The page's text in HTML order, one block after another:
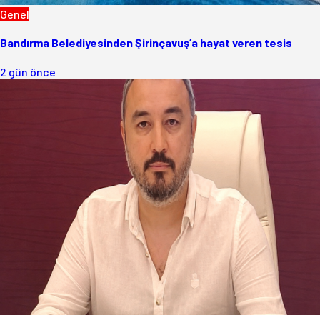
Genel
Bandırma Belediyesinden Şirinçavuş’a hayat veren tesis
2 gün önce